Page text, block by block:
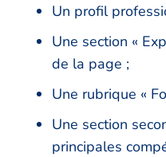
Un profil
Une section «
de la page ;
Une rubrique «
Une section
principales